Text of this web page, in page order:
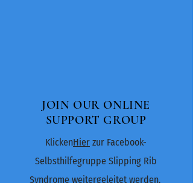
JOIN OUR ONLINE
SUPPORT GROUP
KlickenHier zur Facebook-
Selbsthilfegruppe Slipping Rib
Syndrome weitergeleitet werden.